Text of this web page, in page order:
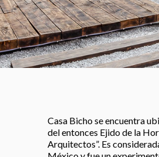
Casa Bicho se encuentra
del entonces Ejido de la
Arquitectos”. Es